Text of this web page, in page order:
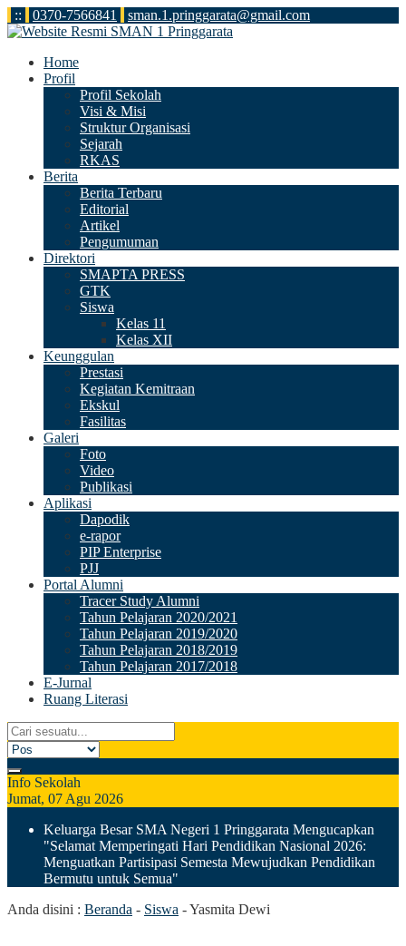
:: 0370-7566841 sman.1.pringgarata@gmail.com
Home
Profil
Profil Sekolah
Visi & Misi
Struktur Organisasi
Sejarah
RKAS
Berita
Berita Terbaru
Editorial
Artikel
Pengumuman
Direktori
SMAPTA PRESS
GTK
Siswa
Kelas 11
Kelas XII
Keunggulan
Prestasi
Kegiatan Kemitraan
Ekskul
Fasilitas
Galeri
Foto
Video
Publikasi
Aplikasi
Dapodik
e-rapor
PIP Enterprise
PJJ
Portal Alumni
Tracer Study Alumni
Tahun Pelajaran 2020/2021
Tahun Pelajaran 2019/2020
Tahun Pelajaran 2018/2019
Tahun Pelajaran 2017/2018
E-Jurnal
Ruang Literasi
Info Sekolah
Jumat, 07 Agu 2026
Keluarga Besar SMA Negeri 1 Pringgarata Mengucapkan
"Selamat Memperingati Hari Pendidikan Nasional 2026:
Menguatkan Partisipasi Semesta Mewujudkan Pendidikan
Bermutu untuk Semua"
Anda disini : Beranda - Siswa -Yasmita Dewi